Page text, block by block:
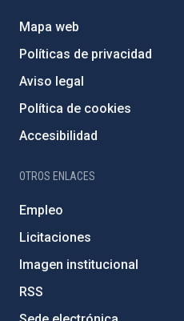
Mapa web
Políticas de privacidad
Aviso legal
Política de cookies
Accesibilidad
OTROS ENLACES
Empleo
Licitaciones
Imagen institucional
RSS